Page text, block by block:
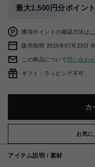
最大1,500円分ポイン
獲得ポイントの確認方法は
販売期間 2025年07月23日
この商品について問い合わ
ギフト：ラッピング不可
カ
お気に
アイテム説明 / 素材